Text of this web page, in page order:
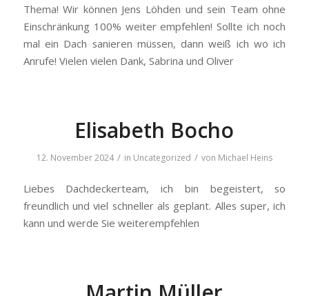
Thema! Wir können Jens Löhden und sein Team ohne
Einschränkung 100% weiter empfehlen! Sollte ich noch
mal ein Dach sanieren müssen, dann weiß ich wo ich
Anrufe! Vielen vielen Dank, Sabrina und Oliver
Elisabeth Bocho
12. November 2024 / in Uncategorized / von Michael Heins
Liebes Dachdeckerteam, ich bin begeistert, so
freundlich und viel schneller als geplant. Alles super, ich
kann und werde Sie weiterempfehlen